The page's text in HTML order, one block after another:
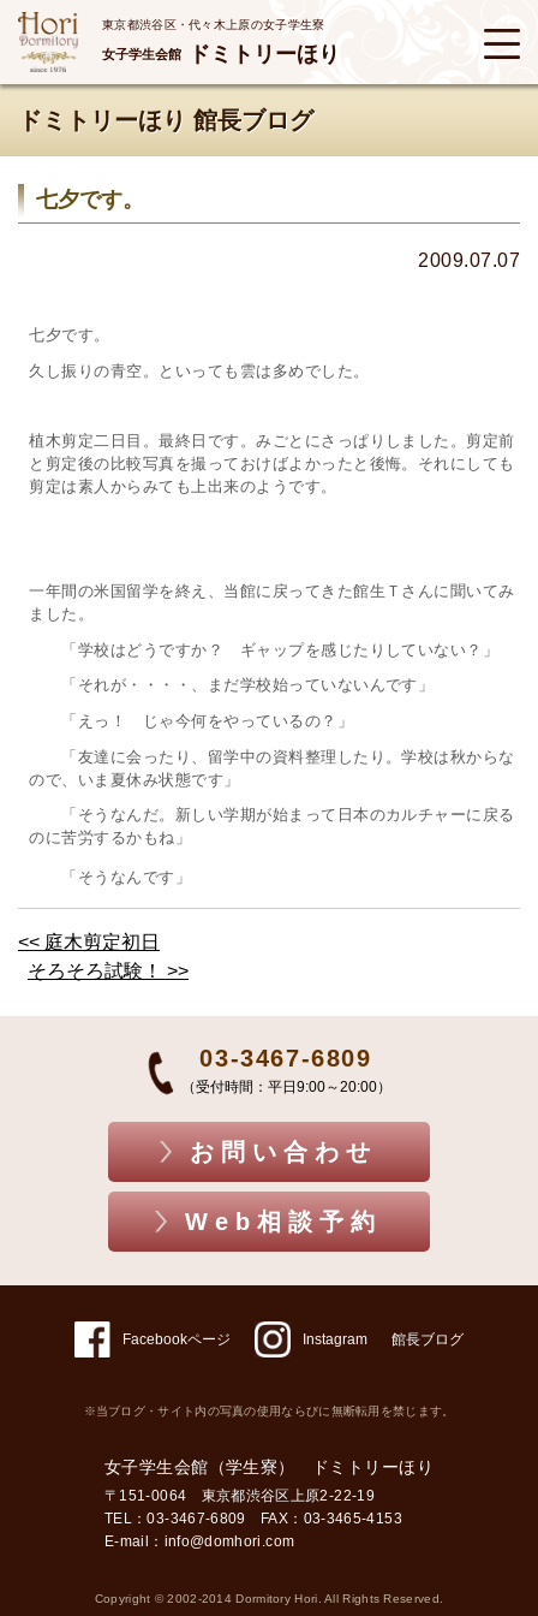
東京都渋谷区・代々木上原の女子学生寮
女子学生会館 ドミトリーほり
ドミトリーほり 館長ブログ
七夕です。
2009.07.07
七夕です。
久し振りの青空。といっても雲は多めでした。
植木剪定二日目。最終日です。みごとにさっぱりしました。剪定前
と剪定後の比較写真を撮っておけばよかったと後悔。それにしても
剪定は素人からみても上出来のようです。
一年間の米国留学を終え、当館に戻ってきた館生Ｔさんに聞いてみ
ました。
「学校はどうですか？ ギャップを感じたりしていない？」
「それが・・・・、まだ学校始っていないんです」
「えっ！ じゃ今何をやっているの？」
「友達に会ったり、留学中の資料整理したり。学校は秋からな
ので、いま夏休み状態です」
「そうなんだ。新しい学期が始まって日本のカルチャーに戻る
のに苦労するかもね」
「そうなんです」
<< 庭木剪定初日
そろそろ試験！ >>
03-3467-6809
（受付時間：平日9:00～20:00）
お問い合わせ
Web相談予約
Facebookページ Instagram 館長ブログ
※当ブログ・サイト内の写真の使用ならびに無断転用を禁じます。
女子学生会館（学生寮） ドミトリーほり
〒151-0064 東京都渋谷区上原2-22-19
TEL：03-3467-6809 FAX：03-3465-4153
E-mail： info@domhori.com
Copyright © 2002-2014 Dormitory Hori. All Rights Reserved.